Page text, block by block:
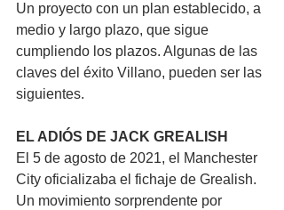
Un proyecto con un plan establecido, a
medio y largo plazo, que sigue
cumpliendo los plazos. Algunas de las
claves del éxito Villano, pueden ser las
siguientes.
EL ADIÓS DE JACK GREALISH
El 5 de agosto de 2021, el Manchester
City oficializaba el fichaje de Grealish.
Un movimiento sorprendente por